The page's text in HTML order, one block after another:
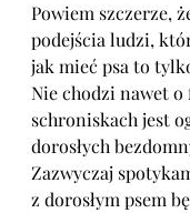
Powiem szczerze,
podejścia ludzi,
jak mieć psa to
Nie chodzi nawet o
schroniskach jest
dorosłych
Zazwyczaj
z dorosłym psem